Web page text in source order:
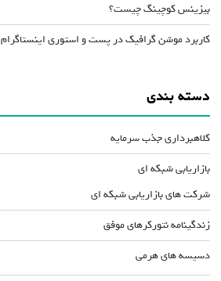
بیزینس کوچینگ چیست؟
کاربرد موشن گرافیک در پست و استوری اینستاگرام
دسته بندی
کلاهبرداری جذب سرمایه
بازاریابی شبکه ای
شرکت های بازاریابی شبکه ای
زندگینامه نتورکرهای موفق
دسیسه های هرمی